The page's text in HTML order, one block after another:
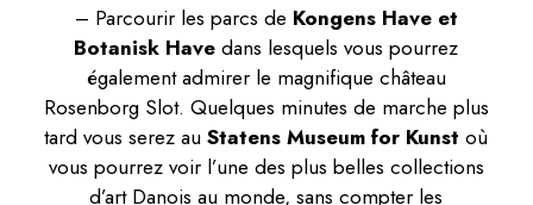
– Parcourir les parcs de Kongens Have et
Botanisk Have dans lesquels vous pourrez
également admirer le magnifique château
Rosenborg Slot. Quelques minutes de marche plus
tard vous serez auStatens Museum for Kunst où
vous pourrez voir l’une des plus belles collections
d’art Danois au monde, sans compter les